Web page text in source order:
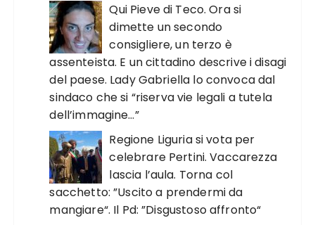
Qui Pieve di Teco. Ora si
dimette un secondo
consigliere, un terzo è
assenteista. E un cittadino descrive i disagi
del paese. Lady Gabriella lo convoca dal
sindaco che si “riserva vie legali a tutela
dell’immagine…”
Regione Liguria si vota per
celebrare Pertini. Vaccarezza
lascia l’aula. Torna col
sacchetto: ”Uscito a prendermi da
mangiare“. Il Pd: ”Disgustoso affronto“